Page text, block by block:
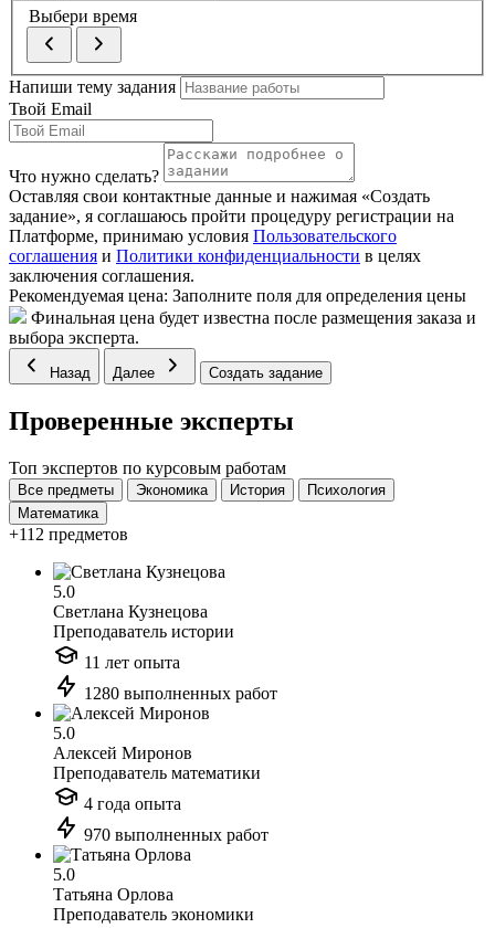
Выбери время
Напиши тему задания
Твой Email
Что нужно сделать?
Оставляя свои контактные данные и нажимая «Создать
задание», я соглашаюсь пройти процедуру регистрации на
Платформе, принимаю условия Пользовательского
соглашения и Политики конфиденциальности в целях
заключения соглашения.
Рекомендуемая цена: Заполните поля для определения цены
Финальная цена будет известна после размещения заказа и
выбора эксперта.
Назад Далее Создать задание
Проверенные эксперты
Топ экспертов по курсовым работам
Все предметы Экономика История
Психология
Математика
+112 предметов
5.0
Светлана Кузнецова
Преподаватель истории
11 лет опыта
1280 выполненных работ
5.0
Алексей Миронов
Преподаватель математики
4 года опыта
970 выполненных работ
5.0
Татьяна Орлова
Преподаватель экономики